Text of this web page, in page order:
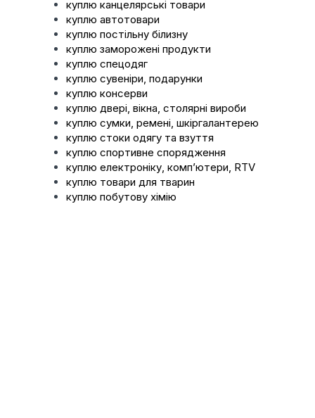
куплю канцелярські товари
куплю автотовари
куплю постільну білизну
куплю заморожені продукти
куплю спецодяг
куплю сувеніри, подарунки
куплю консерви
куплю двері, вікна, столярні вироби
куплю сумки, ремені, шкіргалантерею
куплю стоки одягу та взуття
куплю спортивне спорядження
куплю електроніку, компʼютери, RTV
куплю товари для тварин
куплю побутову хімію